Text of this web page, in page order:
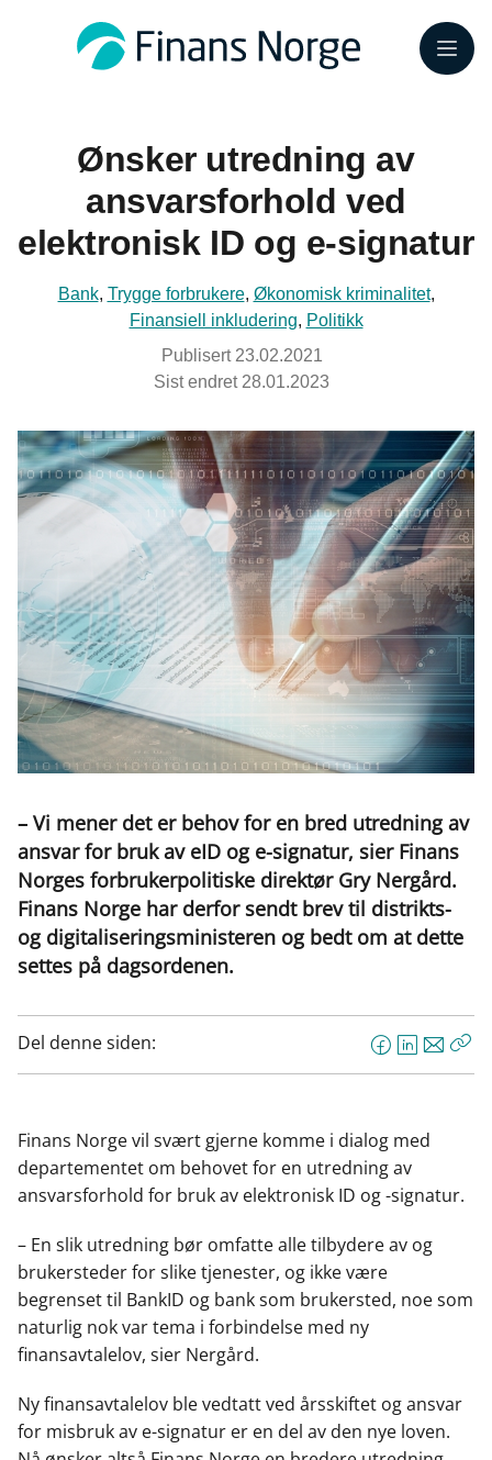
Meny
Ønsker utredning av
ansvarsforhold ved
elektronisk ID og e-signatur
Bank, Trygge forbrukere, Økonomisk kriminalitet,
Finansiell inkludering, Politikk
Publisert 23.02.2021
Sist endret 28.01.2023
– Vi mener det er behov for en bred utredning av
ansvar for bruk av eID og e-signatur, sier Finans
Norges forbrukerpolitiske direktør Gry Nergård.
Finans Norge har derfor sendt brev til distrikts-
og digitaliseringsministeren og bedt om at dette
settes på dagsordenen.
Del denne siden:
F
e
b
o
k
L
k
e
d
n
E
o
t
Finans Norge vil svært gjerne komme i dialog med
departementet om behovet for en utredning av
ansvarsforhold for bruk av elektronisk ID og -signatur.
– En slik utredning bør omfatte alle tilbydere av og
brukersteder for slike tjenester, og ikke være
begrenset til BankID og bank som brukersted, noe som
naturlig nok var tema i forbindelse med ny
finansavtalelov, sier Nergård.
Ny finansavtalelov ble vedtatt ved årsskiftet og ansvar
for misbruk av e-signatur er en del av den nye loven.